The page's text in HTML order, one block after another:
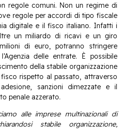
regole comuni. Non un regime di
regole per accordi di tipo fiscale
digitale e il fisco italiano. Infatti i
un miliardo di ricavi e un giro
di euro, potranno stringere
delle entrate. È possibile
della stabile organizzazione
rispetto al passato, attraverso
sanzioni dimezzate e il
penale azzerato.
alle imprese multinazionali di
stabile organizzazione,